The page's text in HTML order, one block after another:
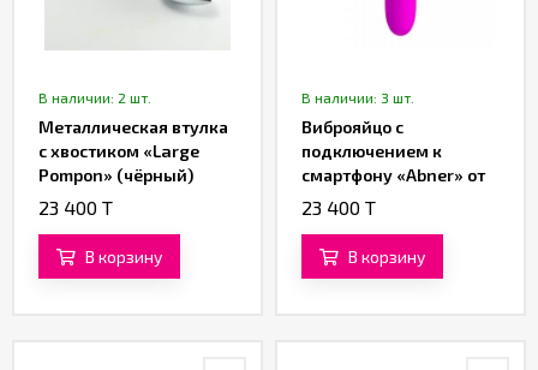
В наличии: 2 шт.
Металлическая втулка
с хвостиком «Large
Pompon» (чёрный)
23 400 T
В корзину
В наличии: 3 шт.
Виброяйцо с
подключением к
смартфону «Abner» от
«Pretty love»
23 400 T
В корзину